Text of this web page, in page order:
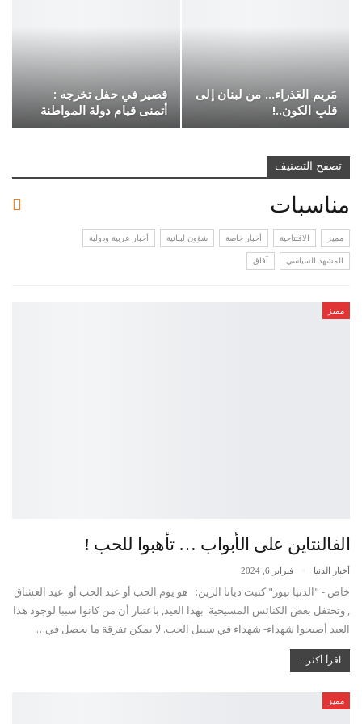
مَريم العَذراء… من لبنان إلى
قلبِ الكون..!
قصير في حفل تخرجه :
أتمنى قيام دولة المواطنة
تصفح التصنيف
مناسبات
مميز الافتتاحية أخبار خاصة شؤون لبنانية أخبار عربية ودولية
المشهد السياسي آفاق
مميز
الفالنتاين على الأبواب … تأهبوا للحب !
أخبار الدنيا فبراير 6, 2024
خاص - "الدنيا نيوز" كتبت ديانا الزين: هو يوم الحب أو عيد الحب أو عيد العشاق
, وتحتفل بعض الكنائس المسيحية بهذا العيد, باعتبار أن من كانوا سببا لوجود هذا
العيد أصبحوا شهداء- شهداء في سبيل الحب. لا يمكن تفرقة ما يحصل في…
اقرأ أكثر...
مميز